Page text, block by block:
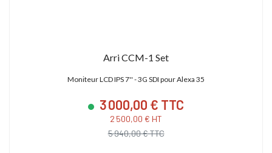
Arri CCM-1 Set
Moniteur LCD IPS 7'' - 3G SDI pour Alexa 35
3 000,00 € TTC
2 500,00 € HT
5 940,00 € TTC